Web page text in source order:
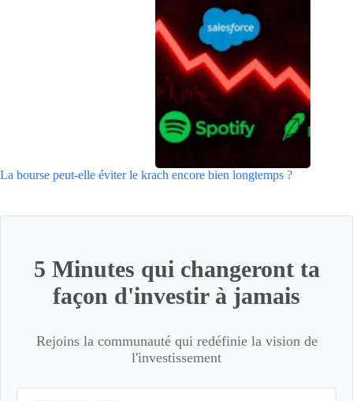
La bourse peut-elle éviter le krach encore bien longtemps ?
5 Minutes qui changeront ta
façon d'investir à jamais
Rejoins la communauté qui redéfinie la vision de
l'investissement